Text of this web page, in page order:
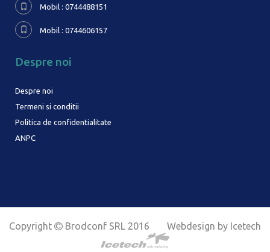
Mobil : 0744488151
Mobil : 0744606157
Despre noi
Despre noi
Termeni si conditii
Politica de confidentialitate
ANPC
Copyright Brodconf SRL 2016 Webdesign by Icetech